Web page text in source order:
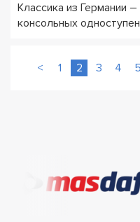
Классика из Германии
консольных
< 1 2 3 4 5